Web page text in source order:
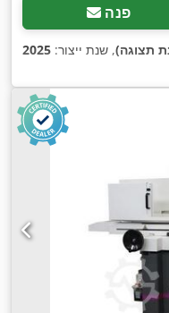
פנה
תצוגה), שנת ייצור: 2025